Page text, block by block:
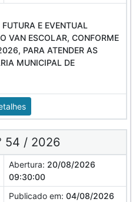
FUTURA E EVENTUAL
VAN ESCOLAR, CONFORME
PARA ATENDER AS
MUNICIPAL DE
54 / 2026
Abertura: 20/08/2026
09:30:00
Publicado em: 04/08/2026